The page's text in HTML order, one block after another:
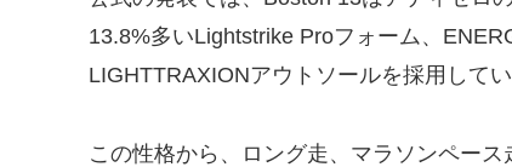
13.8%多いLightstrike Proフォーム、
LIGHTTRAXIONアウトソールを採用してい
この性格から、ロング走、マラソンペー